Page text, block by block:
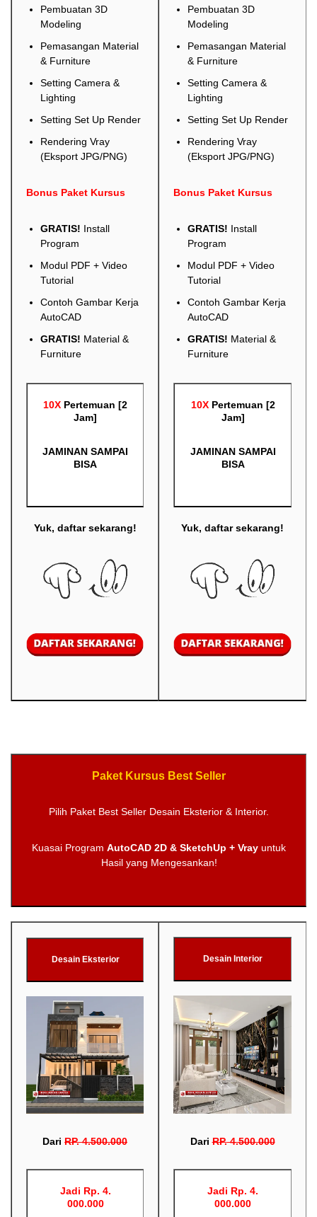
Pembuatan 3D
Modeling
Pemasangan Material
& Furniture
Setting Camera &
Lighting
Setting Set Up Render
Rendering Vray
(Eksport JPG/PNG)
Bonus Paket Kursus
GRATIS! Install
Program
Modul PDF + Video
Tutorial
Contoh Gambar Kerja
AutoCAD
GRATIS! Material &
Furniture
10X Pertemuan [2
Jam]
JAMINAN SAMPAI
BISA
Yuk, daftar sekarang!
Pembuatan 3D
Modeling
Pemasangan Material
& Furniture
Setting Camera &
Lighting
Setting Set Up Render
Rendering Vray
(Eksport JPG/PNG)
Bonus Paket Kursus
GRATIS! Install
Program
Modul PDF + Video
Tutorial
Contoh Gambar Kerja
AutoCAD
GRATIS! Material &
Furniture
10X Pertemuan [2
Jam]
JAMINAN SAMPAI
BISA
Yuk, daftar sekarang!
Paket Kursus Best Seller
Pilih Paket Best Seller Desain Eksterior & Interior.
Kuasai Program AutoCAD 2D & SketchUp + Vray untuk
Hasil yang Mengesankan!
Desain Eksterior
Dari RP.4.500.000
Jadi Rp. 4.
000.000
Desain Interior
DariRP.4.500.000
Jadi Rp. 4.
000.000